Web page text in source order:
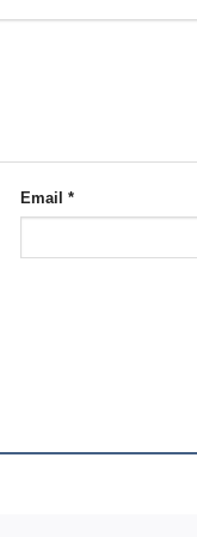
Email *